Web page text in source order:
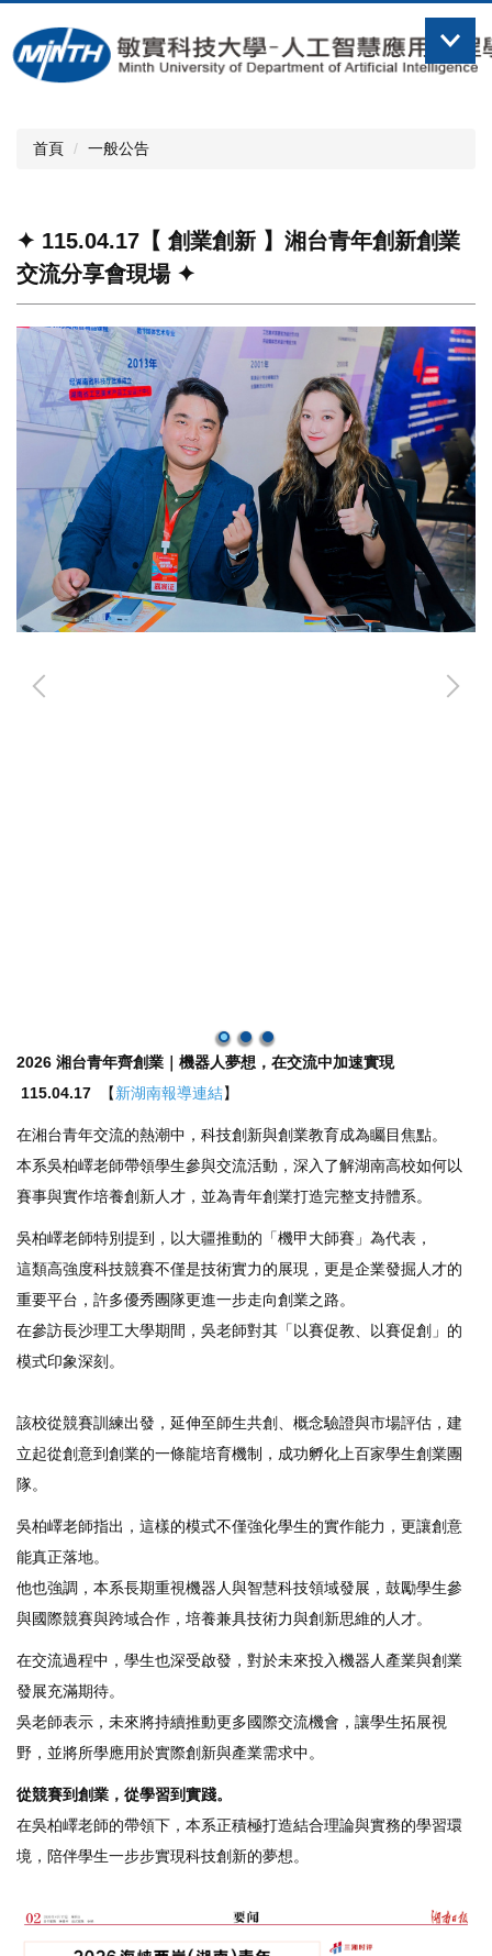
到
主
首頁 一般公告
✦ 115.04.17【 創業創新 】湘台青年創新創業
交流分享會現場 ✦
2026 湘台青年齊創業｜機器人夢想，在交流中加速實現
115.04.17
【新湖南報導連結】
在湘台青年交流的熱潮中，科技創新與創業教育成為矚目焦點。
本系吳柏嶧老師帶領學生參與交流活動，深入了解湖南高校如何以
賽事與實作培養創新人才，並為青年創業打造完整支持體系。
吳柏嶧老師特別提到，以大疆推動的「機甲大師賽」為代表，
這類高強度科技競賽不僅是技術實力的展現，更是企業發掘人才的
重要平台，許多優秀團隊更進一步走向創業之路。
在參訪長沙理工大學期間，吳老師對其「以賽促教、以賽促創」的
模式印象深刻。
該校從競賽訓練出發，延伸至師生共創、概念驗證與市場評估，建
立起從創意到創業的一條龍培育機制，成功孵化上百家學生創業團
隊。
吳柏嶧老師指出，這樣的模式不僅強化學生的實作能力，更讓創意
能真正落地。
他也強調，本系長期重視機器人與智慧科技領域發展，鼓勵學生參
與國際競賽與跨域合作，培養兼具技術力與創新思維的人才。
在交流過程中，學生也深受啟發，對於未來投入機器人產業與創業
發展充滿期待。
吳老師表示，未來將持續推動更多國際交流機會，讓學生拓展視
野，並將所學應用於實際創新與產業需求中。
從競賽到創業，從學習到實踐。
在吳柏嶧老師的帶領下，本系正積極打造結合理論與實務的學習環
境，陪伴學生一步步實現科技創新的夢想。